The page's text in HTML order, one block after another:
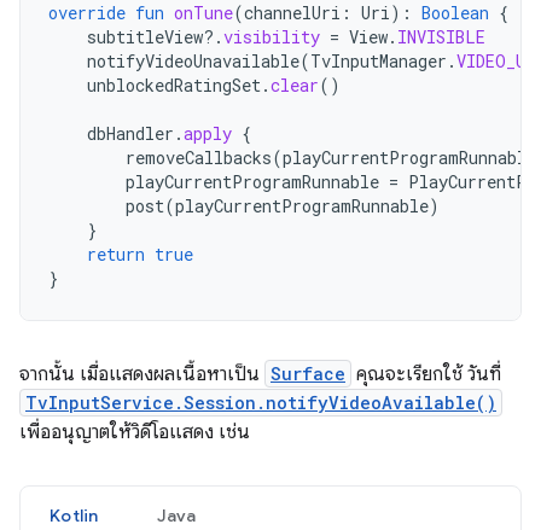
override fun onTune(channelUri : Uri): Boolean {
subtitleView?.visibility = View. INVISIBLE
notifyVideoUnavailable(TvInputManager .
unblockedRatingSet.clear()
dbHandler .apply {
removeCallbacks(playCurrentProgramRunnable
playCurrentProgramRunnable =
post(playCurrentProgramRunnable)
}
return true
}
จากนั้น เมื่อแสดงผลเนื้อหาเป็น Surface คุณจะเรียกใช้ วันที่
TvInputService.Session.notifyVideoAvailable()
เพื่ออนุญาตให้วิดีโอแสดง เช่น
Kotlin Java